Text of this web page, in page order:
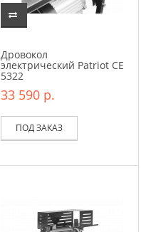
Дровокол
электрический Patriot CE
5322
33 590 р.
ПОД ЗАКАЗ